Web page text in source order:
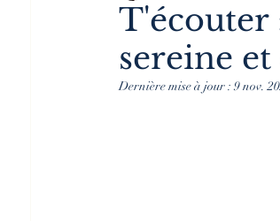
T'écouter
sereine
Dernière mise à jour : 9 nov.